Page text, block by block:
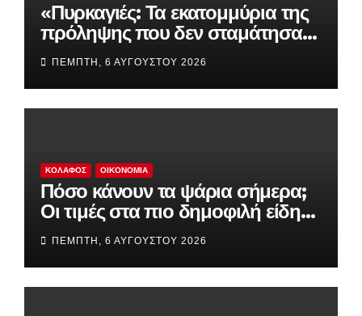
«Πυρκαγιές: Τα εκατομμύρια της
πρόληψης που δεν σταμάτησαν
την καταστροφή – Τι απέγιναν
drones, δορυφόροι και
συστήματα έγκαιρης
προειδοποίησης»
ΠΈΜΠΤΗ, 6 ΑΥΓΟΎΣΤΟΥ 2026
ΚΟΛΑΦΟΣ ΟΙΚΟΝΟΜΊΑ
Πόσο κάνουν τα ψάρια σήμερα;
Οι τιμές στα πιο δημοφιλή είδη
της αγοράς
ΠΈΜΠΤΗ, 6 ΑΥΓΟΎΣΤΟΥ 2026